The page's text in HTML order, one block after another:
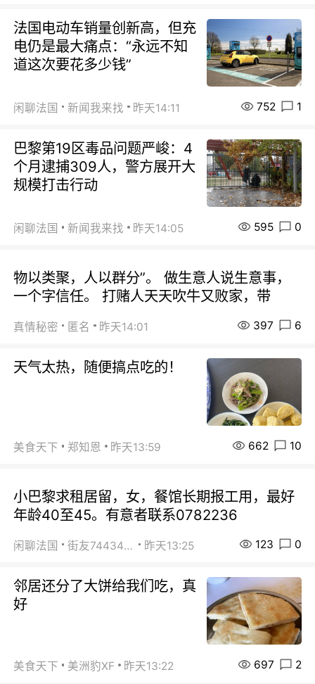
法国电动车销量创新高，但充
电仍是最大痛点：“永远不知
道这次要花多少钱”
闲聊法国 新闻我来找 昨天14:11 752 1
巴黎第19区毒品问题严峻：4
个月逮捕309人，警方展开大
规模打击行动
闲聊法国 新闻我来找 昨天14:05 595 0
物以类聚，人以群分”。 做生意人说生意事，
一个字信任。 打赌人天天吹牛又败家，带
真情秘密 匿名 昨天14:01 397 6
天气太热，随便搞点吃的！
美食天下 郑知恩 昨天13:59 662 10
小巴黎求租居留，女，餐馆长期报工用，最好
年龄40至45。有意者联系0782236
闲聊法国 街友74434350 昨天13:25 123 0
邻居还分了大饼给我们吃，真
好
美食天下 美洲豹XF 昨天13:22 697 2